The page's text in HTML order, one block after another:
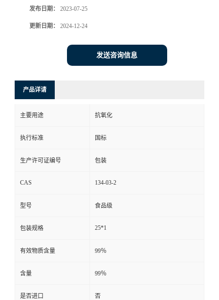
发布日期： 2023-07-25
更新日期： 2024-12-24
发送咨询信息
产品详请
主要用途 抗氧化
执行标准 国标
生产许可证编号 包装
CAS 134-03-2
型号 食品级
包装规格 25*1
有效物质含量 99％
含量 99％
是否进口 否